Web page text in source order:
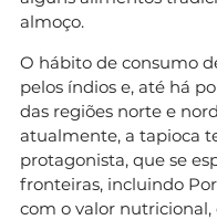
almoço.
O hábito de consumo
pelos índios e, até há
das regiões norte e
atualmente, a tapioca
protagonista, que se
fronteiras, incluindo
com o valor